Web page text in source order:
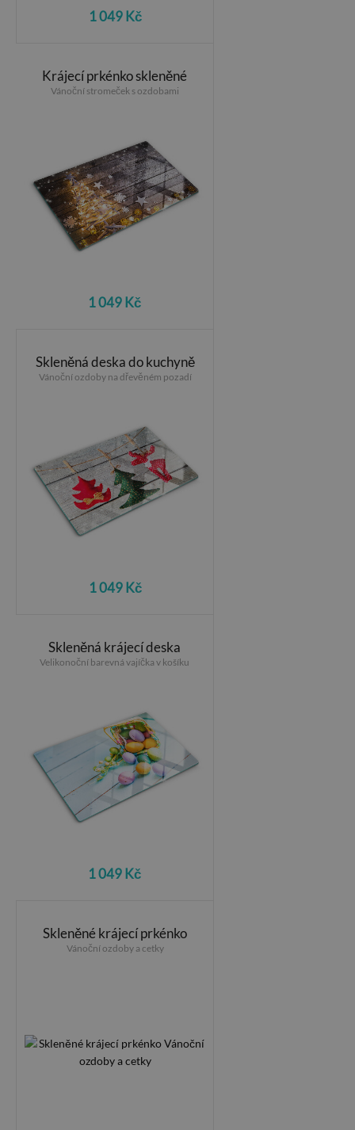
1 049 Kč
Krájecí prkénko skleněné
Vánoční stromeček s ozdobami
1 049 Kč
Skleněná deska do kuchyně
Vánoční ozdoby na dřevěném pozadí
1 049 Kč
Skleněná krájecí deska
Velikonoční barevná vajíčka v košíku
1 049 Kč
Skleněné krájecí prkénko
Vánoční ozdoby a cetky